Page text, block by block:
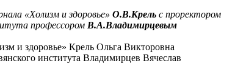
«Холизм и здоровье» О.В.Крель с проректором
профессором В.А.Владимирцевым